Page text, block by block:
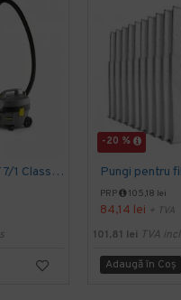
Aspirator uscat T 7/1 Classic, Kärcher
-20 %
PRP 105,18 lei
84,14 lei + TVA
101,81 lei TVA
Adaugă în Coş